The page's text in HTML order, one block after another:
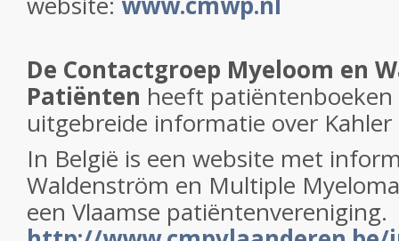
De Contactgroep Myeloom en
Patiënten heeft
uitgebreide informatie over
In België is een website met
Waldenström en Multiple
een Vlaamse patiëntenvereniging.